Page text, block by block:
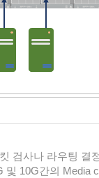
검사나 라우팅
및 10G간의